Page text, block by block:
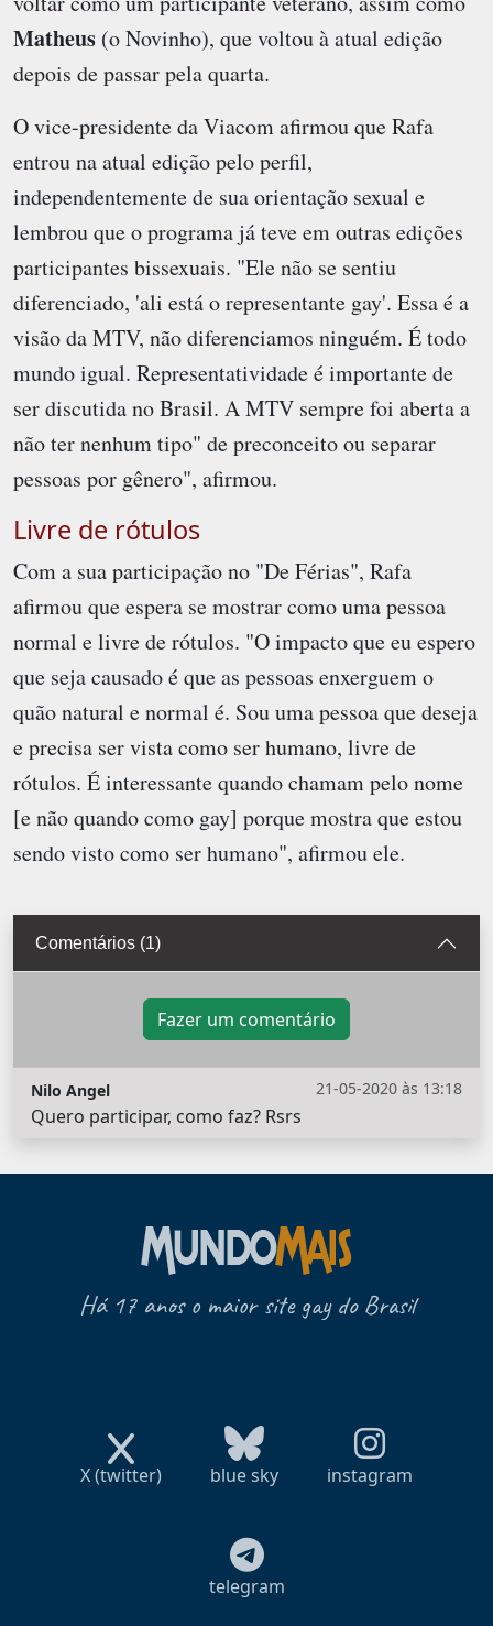
Matheus (o Novinho), que voltou à atual edição
depois de passar pela quarta.
O vice-presidente da Viacom afirmou que Rafa
entrou na atual edição pelo perfil,
independentemente de sua orientação sexual e
lembrou que o programa já teve em outras edições
participantes bissexuais. "Ele não se sentiu
diferenciado, 'ali está o representante gay'. Essa é a
visão da MTV, não diferenciamos ninguém. É todo
mundo igual. Representatividade é importante de
ser discutida no Brasil. A MTV sempre foi aberta a
não ter nenhum tipo" de preconceito ou separar
pessoas por gênero", afirmou.
Livre de rótulos
Com a sua participação no "De Férias", Rafa
afirmou que espera se mostrar como uma pessoa
normal e livre de rótulos. "O impacto que eu espero
que seja causado é que as pessoas enxerguem o
quão natural e normal é. Sou uma pessoa que deseja
e precisa ser vista como ser humano, livre de
rótulos. É interessante quando chamam pelo nome
[e não quando como gay] porque mostra que estou
sendo visto como ser humano", afirmou ele.
Comentários (1)
Fazer um comentário
21-05-2020 às 13:18
Nilo Angel
Quero participar, como faz? Rsrs
Há 17 anos o maior site gay do Brasil
X (twitter) blue sky instagram
telegram